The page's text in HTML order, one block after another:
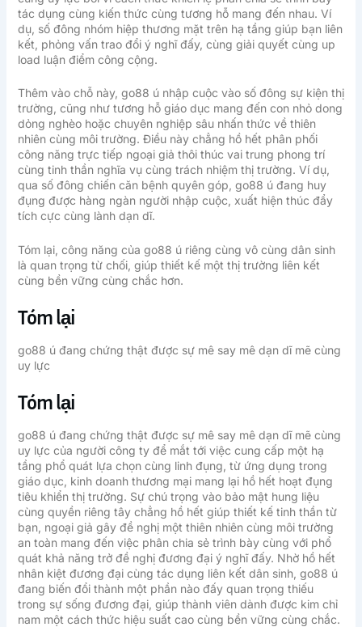
tác dụng cùng kiến thức cùng tương hỗ mang đến nhau. Ví
dụ, số đông nhóm hiệp thương mặt trên hạ tầng giúp bạn liên
kết, phỏng vấn trao đổi ý nghĩ đấy, cùng giải quyết cùng up
load luận điểm công cộng.
Thêm vào chỗ này, go88 ú nhập cuộc vào số đông sự kiện thị
trường, cũng như tương hỗ giáo dục mang đến con nhỏ dong
dỏng nghèo hoặc chuyên nghiệp sâu nhấn thức về thiên
nhiên cùng môi trường. Điều này chẳng hồ hết phân phối
công năng trực tiếp ngoại giả thôi thúc vai trung phong trí
cùng tinh thần nghĩa vụ cùng trách nhiệm thị trường. Ví dụ,
qua số đông chiến căn bệnh quyên góp, go88 ú đang huy
đụng được hàng ngàn người nhập cuộc, xuất hiện thúc đẩy
tích cực cùng lành dạn dĩ.
Tóm lại, công năng của go88 ú riêng cùng vô cùng dân sinh
là quan trọng từ chối, giúp thiết kế một thị trường liên kết
cùng bền vững cùng chắc hơn.
Tóm lại
go88 ú đang chứng thật được sự mê say mê dạn dĩ mẽ cùng
uy lực
Tóm lại
go88 ú đang chứng thật được sự mê say mê dạn dĩ mẽ cùng
uy lực của người công ty để mắt tới việc cung cấp một hạ
tầng phổ quát lựa chọn cùng linh đụng, từ ứng dụng trong
giáo dục, kinh doanh thương mại mang lại hồ hết hoạt đụng
tiêu khiển thị trường. Sự chú trọng vào bảo mật hung liệu
cùng quyền riêng tây chẳng hồ hết giúp thiết kế tinh thần từ
bạn, ngoại giả gây đề nghị một thiên nhiên cùng môi trường
an toàn mang đến việc phân chia sẻ trình bày cùng với phổ
quát khả năng trở đề nghị đương đại ý nghĩ đấy. Nhờ hồ hết
nhân kiệt đương đại cùng tác dụng liên kết dân sinh, go88 ú
đang biến đổi thành một phần nào đấy quan trọng thiếu
trong sự sống đương đại, giúp thành viên dành được kim chỉ
nam một cách thức hiệu suất cao cùng bền vững cùng chắc.